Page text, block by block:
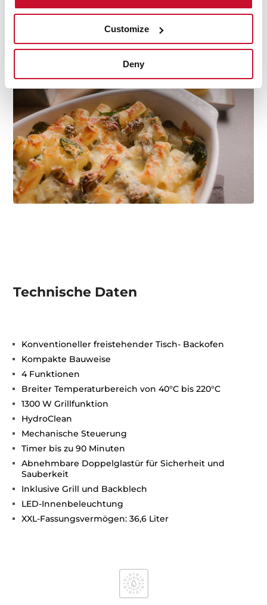
Customize
Deny
Brauchen Sie noch Inspiration? Holen Sie sich jetzt
Entdecken Sie alle Rezepte und probieren Sie sie aus +
Rezepte ansehen.
Technische Daten
Konventioneller freistehender Tisch- Backofen
Kompakte Bauweise
4 Funktionen
Breiter Temperaturbereich von 40°C bis 220°C
1300 W Grillfunktion
HydroClean
Mechanische Steuerung
Timer bis zu 90 Minuten
Abnehmbare Doppelglastür für Sicherheit und
Sauberkeit
Inklusive Grill und Backblech
LED-Innenbeleuchtung
XXL-Fassungsvermögen: 36,6 Liter